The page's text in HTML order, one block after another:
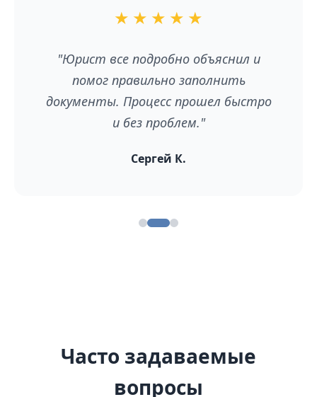
★ ★ ★ ★ ★
"Юрист все подробно объяснил и
помог правильно заполнить
документы. Процесс прошел быстро
и без проблем."
Сергей К.
Часто задаваемые
вопросы